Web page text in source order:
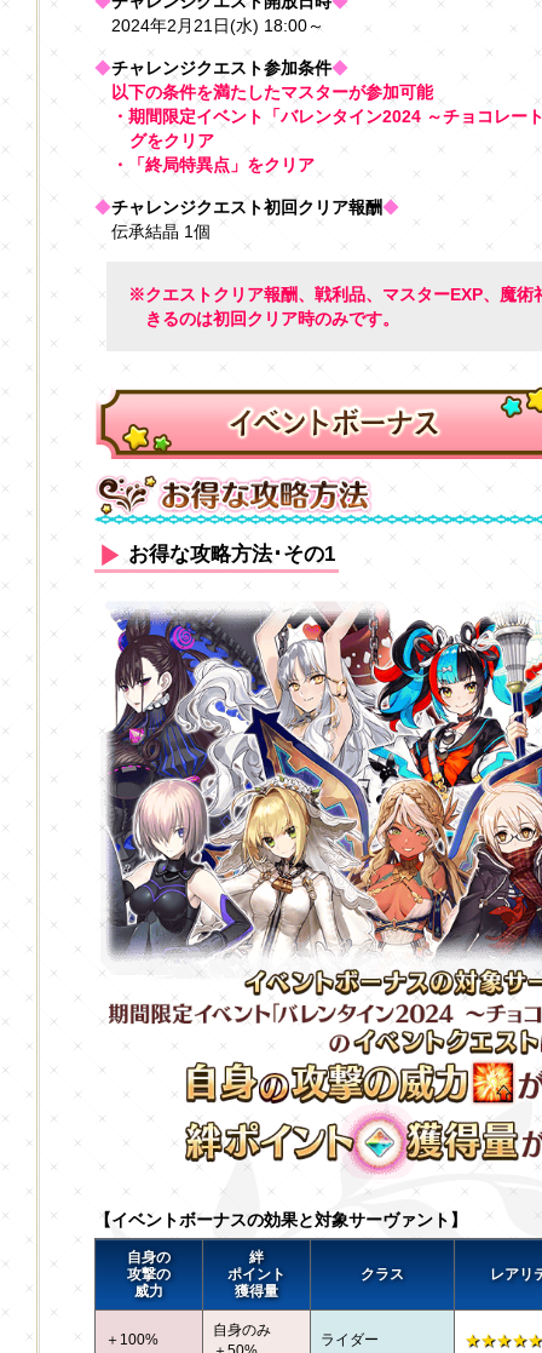
2024年2月21日(水) 18:00～
◆チャレンジクエスト参加条件◆
以下の条件を満たしたマスターが参加可能
・期間限定イベント「バレンタイン2024 ～チョコレー
グをクリア
・「終局特異点」をクリア
◆チャレンジクエスト初回クリア報酬◆
伝承結晶 1個
※クエストクリア報酬、戦利品、マスターEXP、魔術
きるのは初回クリア時のみです。
お得な攻略方法･その1
【イベントボーナスの効果と対象サーヴァント】
自身の
攻撃の
威力
絆
ポイント
獲得量
クラス レアリ
＋100%
自身のみ
ライダー ★★★★★